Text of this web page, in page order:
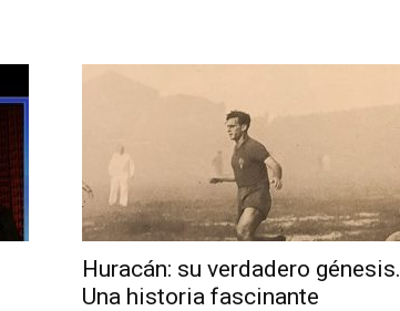
Huracán: su verdadero génesis.
Una historia fascinante